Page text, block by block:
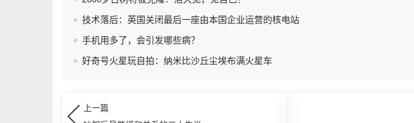
技术落后：英国关闭最后一座由本国企业运营的核电站
手机用多了，会引发哪些病？
好奇号火星玩自拍：纳米比沙丘尘埃布满火星车
上一篇